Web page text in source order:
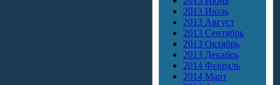
2013 Июль
2013 Август
2013 Сентябрь
2013 Октябрь
2013 Декабрь
2014 Февраль
2014 Март